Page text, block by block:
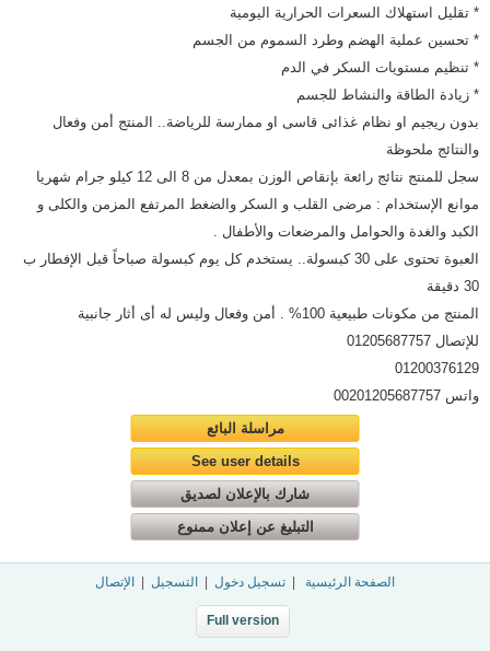
* تقليل استهلاك السعرات الحرارية اليومية
* تحسين عملية الهضم وطرد السموم من الجسم
* تنظيم مستويات السكر في الدم
* زيادة الطاقة والنشاط للجسم
بدون ريجيم او نظام غذائى قاسى او ممارسة للرياضة.. المنتج أمن وفعال
والنتائج ملحوظة
سجل للمنتج نتائج رائعة بإنقاص الوزن بمعدل من 8 الى 12 كيلو جرام شهريا
موانع الإستخدام : مرضى القلب و السكر والضغط المرتفع المزمن والكلى و
الكبد والغدة والحوامل والمرضعات والأطفال .
العبوة تحتوى على 30 كبسولة.. يستخدم كل يوم كبسولة صباحاً قبل الإفطار ب
30 دقيقة
المنتج من مكونات طبيعية 100% . أمن وفعال وليس له أى أثار جانبية
للإتصال 01205687757
01200376129
واتس 00201205687757
مراسلة البائع
See user details
شارك بالإعلان لصديق
التبليغ عن إعلان ممنوع
الصفحة الرئيسية تسجيل دخول التسجيل الإتصال
Full version